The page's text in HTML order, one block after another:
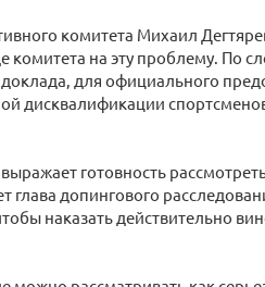
комитета Михаил
комитета на эту проблему. По
для официального
дисквалификации
готовность
глава допингового
наказать действительно